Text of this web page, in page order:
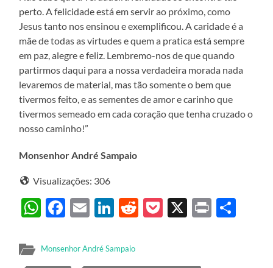
perto. A felicidade está em servir ao próximo, como
Jesus tanto nos ensinou e exemplificou. A caridade é a
mãe de todas as virtudes e quem a pratica está sempre
em paz, alegre e feliz. Lembremo-nos de que quando
partirmos daqui para a nossa verdadeira morada nada
levaremos de material, mas tão somente o bem que
tivermos feito, e as sementes de amor e carinho que
tivermos semeado em cada coração que tenha cruzado o
nosso caminho!”
Monsenhor André Sampaio
Visualizações: 306
WhatsApp
Facebook
EmailLinkedIn
Reddit
Pocket
X Print
Monsenhor André Sampaio